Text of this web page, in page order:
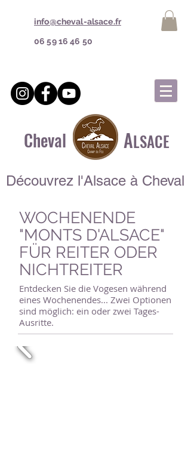
info@cheval-alsace.fr
06 59 16 46 50
Cheval ALSACE
Découvrez l'Alsace à Cheval
WOCHENENDE
"MONTS D'ALSACE"
​FÜR REITER ODER
NICHTREITER
Entdecken Sie die Vogesen während
eines Wochenendes... Zwei Optionen
sind möglich: ein oder zwei Tages-
Ausritte.